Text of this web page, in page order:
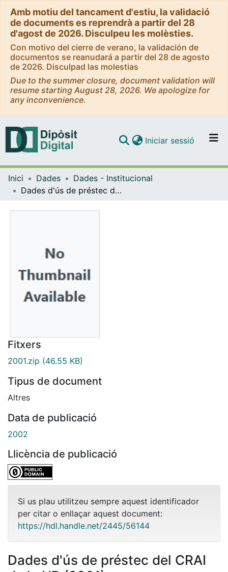
Amb motiu del tancament d'estiu, la validació
de documents es reprendrà a partir del 28
d'agost de 2026. Disculpeu les molèsties.
Con motivo del cierre de verano, la validación de
documentos se reanudará a partir del 28 de agosto
de 2026. Disculpad las molestias
Due to the summer closure, document validation will
resume starting August 28, 2026. We apologize for
any inconvenience.
Navega per tot el DD
Iniciar sessió (current)
Inici Dades
Dades - Institucional
Dades d'ús de préstec del CRAI de la UB (2001)
Fitxers
2001.zip (46.55 KB)
Tipus de document
Altres
Data de publicació
2002
Llicència de publicació
Si us plau utilitzeu sempre aquest identificador
per citar o enllaçar aquest document:
https://hdl.handle.net/2445/56144
Dades d'ús de préstec del CRAI